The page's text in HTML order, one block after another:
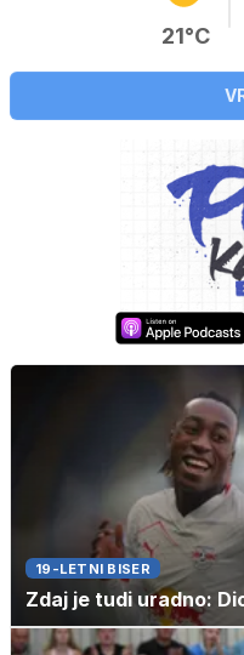
21°C
19-LETNI BISER
Zdaj je tudi uradno: